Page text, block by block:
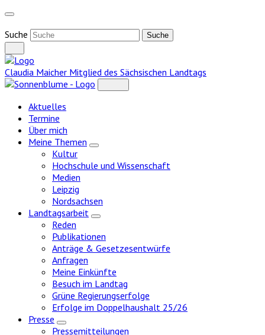
Weiter
Inhalt
Suche
Claudia Maicher Mitglied des Sächsischen Landtags
Aktuelles
Termine
Über mich
Meine Themen
Zeige
Kultur
Hochschule und Wissenschaft
Medien
Leipzig
Nordsachsen
Landtagsarbeit
Zeige
Reden
Publikationen
Anträge & Gesetzesentwürfe
Anfragen
Meine Einkünfte
Besuch im Landtag
Grüne Regierungserfolge
Erfolge im Doppelhaushalt 25/26
Presse
Zeige
Pressemitteilungen